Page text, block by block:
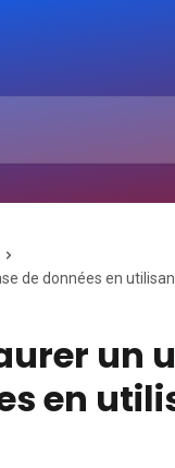
de données en
un
en